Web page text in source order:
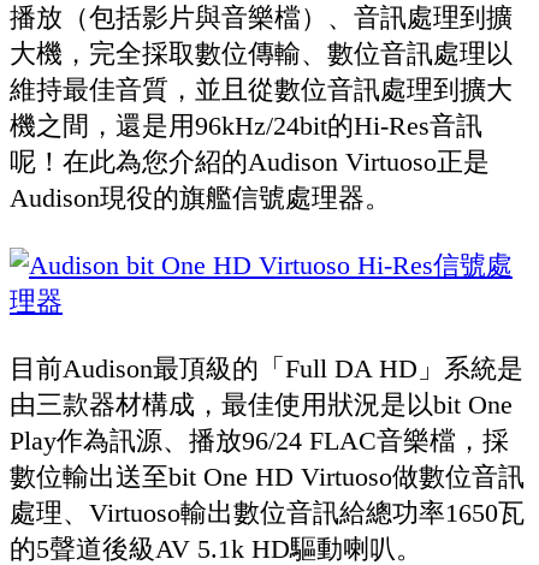
播放（包括影片與音樂檔）、音訊處理到擴
大機，完全採取數位傳輸、數位音訊處理以
維持最佳音質，並且從數位音訊處理到擴大
機之間，還是用96kHz/24bit的Hi-Res音訊
呢！在此為您介紹的Audison Virtuoso正是
Audison現役的旗艦信號處理器。
目前Audison最頂級的「Full DA HD」系統是
由三款器材構成，最佳使用狀況是以bit One
Play作為訊源、播放96/24 FLAC音樂檔，採
數位輸出送至bit One HD Virtuoso做數位音訊
處理、Virtuoso輸出數位音訊給總功率1650瓦
的5聲道後級AV 5.1k HD驅動喇叭。